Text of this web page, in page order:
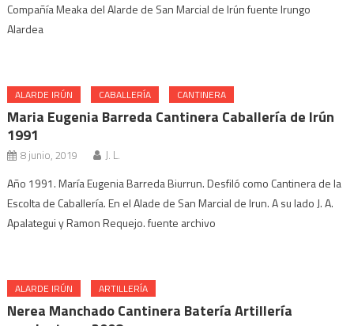
Compañía Meaka del Alarde de San Marcial de Irún fuente Irungo
Alardea
ALARDE IRÚN CABALLERÍA CANTINERA
Maria Eugenia Barreda Cantinera Caballería de Irún
1991
8 junio, 2019 J. L.
Año 1991. María Eugenia Barreda Biurrun. Desfiló como Cantinera de la
Escolta de Caballería. En el Alade de San Marcial de Irun. A su lado J. A.
Apalategui y Ramon Requejo. fuente archivo
ALARDE IRÚN ARTILLERÍA
Nerea Manchado Cantinera Batería Artillería